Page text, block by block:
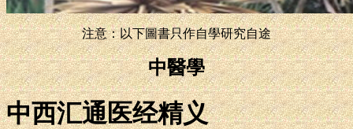
注意：以下圖書只作自學研究自途
中醫學
中西汇通医经精义